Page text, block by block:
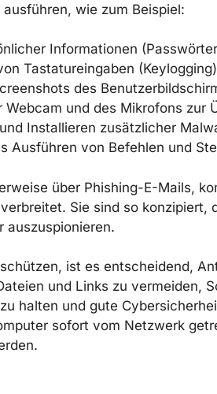
wie zum Beispiel:
Informationen
Tastatureingaben
des
Webcam und des Mikrofons zur
Installieren zusätzlicher
Ausführen von Befehlen und
über Phishing-E-Mails,
Sie sind so konzipiert,
auszuspionieren.
ist es entscheidend,
und Links zu vermeiden,
halten und gute
sofort vom Netzwerk